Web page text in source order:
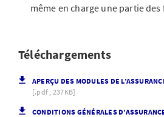
même en charge une partie des
Téléchargements
APERÇU DES MODULES DE
[.pdf , 237KB]
CONDITIONS GÉNÉRALES